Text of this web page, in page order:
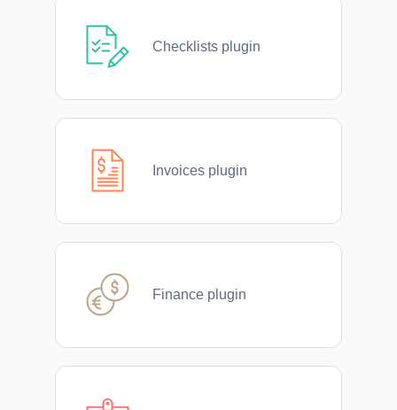
Checklists plugin
Invoices plugin
Finance plugin